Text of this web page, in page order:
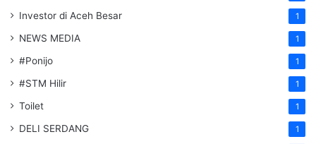
Investor di Aceh Besar 1
NEWS MEDIA 1
#Ponijo 1
#STM Hilir 1
Toilet 1
DELI SERDANG 1